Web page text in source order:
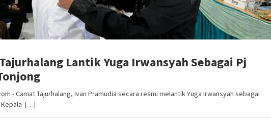
Lantik Yuga Irwansyah Sebagai Pj
- Camat Tajurhalang, Ivan Pramudia secara resmi melantik Yuga Irwansyah sebagai
Kepala […]